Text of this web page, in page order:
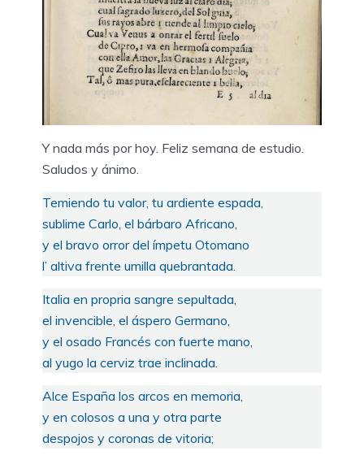
Y nada más por hoy. Feliz semana de estudio.
Saludos y ánimo.
Temiendo tu valor, tu ardiente espada,
sublime Carlo, el bárbaro Africano,
y el bravo orror del ímpetu Otomano
l’ altiva frente umilla quebrantada.
Italia en propria sangre sepultada,
el invencible, el áspero Germano,
y el osado Francés con fuerte mano,
al yugo la cerviz trae inclinada.
Alce España los arcos en memoria,
y en colosos a una y otra parte
despojos y coronas de vitoria;